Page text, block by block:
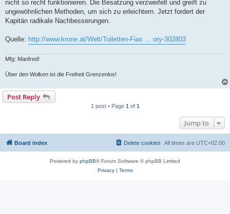
nicht so recht funktionieren. Die Besatzung verzweifelt und greift zu
ungewöhnlichen Methoden, um sich zu erleichtern. Jetzt fordert der
Kapitän radikale Nachbesserungen.
Quelle: http://www.krone.at/Welt/Toiletten-Fias ... ory-302803
Mfg: Manfred!
Über den Wolken ist die Freiheit Grenzenlos!
Post Reply
1 post • Page 1 of 1
Jump to
Board index All times are UTC+02:00
Delete cookies
Powered by phpBB® Forum Software © phpBB Limited
Privacy| Terms